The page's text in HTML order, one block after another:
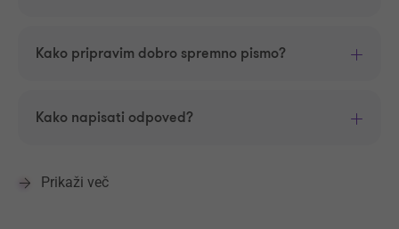
Kako pripravim dobro spremno pismo?
Kako napisati odpoved?
Prikaži več